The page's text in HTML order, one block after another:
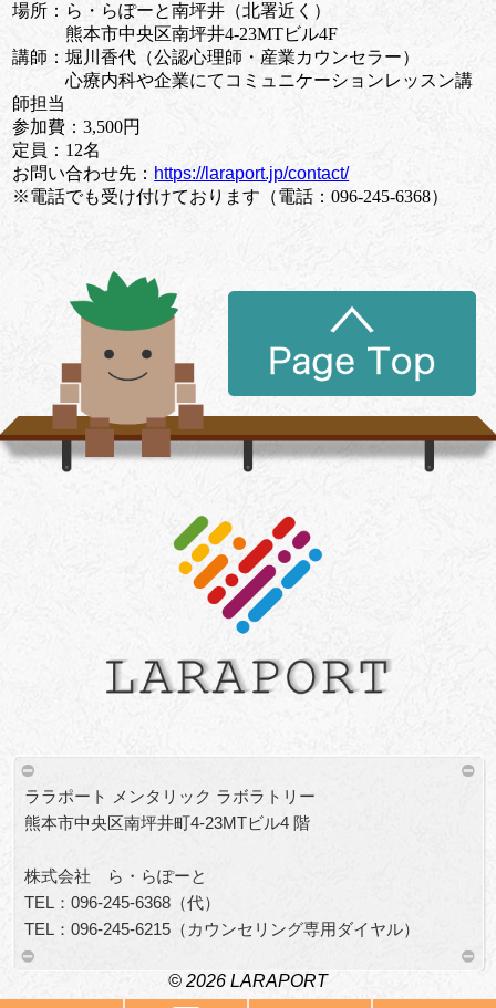
場所：ら・らぽーと南坪井（北署近く）
熊本市中央区南坪井4-23MTビル4F
講師：堀川香代（公認心理師・産業カウンセラー）
心療内科や企業にてコミュニケーションレッスン講
師担当
参加費：3,500円
定員：12名
お問い合わせ先： https://laraport.jp/contact/
※電話でも受け付けております（電話：096-245-6368）
ララポート メンタリック ラボラトリー
熊本市中央区南坪井町4-23MTビル4 階
株式会社 ら・らぽーと
TEL：096-245-6368（代）
TEL：096-245-6215（カウンセリング専用ダイヤル）
© 2026 LARAPORT